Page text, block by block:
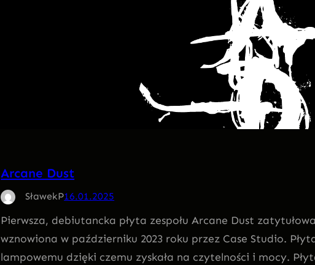
Arcane Dust
SławekP16.01.2025
Pierwsza, debiutancka płyta zespołu Arcane Dust
wznowiona w październiku 2023 roku przez Case Studio.
lampowemu dzięki czemu zyskała na czytelności i mocy.